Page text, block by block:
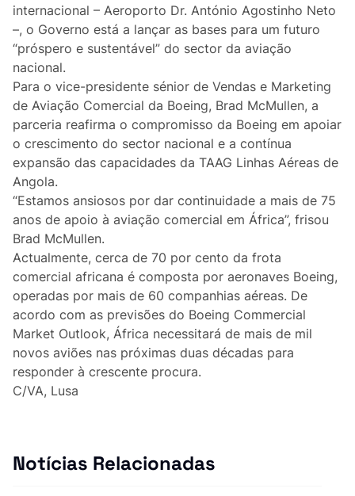
internacional – Aeroporto Dr. António Agostinho Neto
–, o Governo está a lançar as bases para um futuro
“próspero e sustentável” do sector da aviação
nacional.
Para o vice-presidente sénior de Vendas e Marketing
de Aviação Comercial da Boeing, Brad McMullen, a
parceria reafirma o compromisso da Boeing em apoiar
o crescimento do sector nacional e a contínua
expansão das capacidades da TAAG Linhas Aéreas de
Angola.
“Estamos ansiosos por dar continuidade a mais de 75
anos de apoio à aviação comercial em África”, frisou
Brad McMullen.
Actualmente, cerca de 70 por cento da frota
comercial africana é composta por aeronaves Boeing,
operadas por mais de 60 companhias aéreas. De
acordo com as previsões do Boeing Commercial
Market Outlook, África necessitará de mais de mil
novos aviões nas próximas duas décadas para
responder à crescente procura.
C/VA, Lusa
Notícias Relacionadas